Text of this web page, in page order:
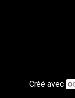
Créé avec